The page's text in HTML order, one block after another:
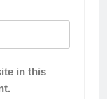
in this